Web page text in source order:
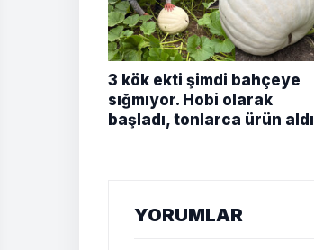
3 kök ekti şimdi bahçeye
sığmıyor. Hobi olarak
başladı, tonlarca ürün aldı
YORUMLAR